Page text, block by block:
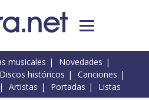
musicales
Novedades
Discos históricos
Canciones
Artistas Portadas Listas